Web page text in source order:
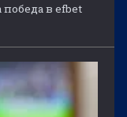
в efbet